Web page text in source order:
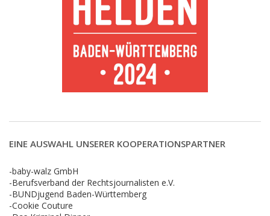
EINE AUSWAHL UNSERER KOOPERATIONSPARTNER
-baby-walz GmbH
-Berufsverband der Rechtsjournalisten e.V.
-BUNDjugend Baden-Württemberg
-Cookie Couture